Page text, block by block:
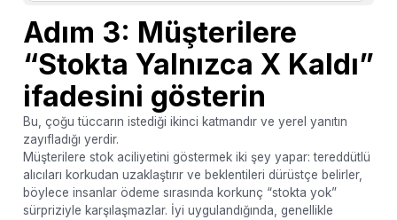
Adım 3: Müşterilere
“Stokta Yalnızca X Kaldı”
ifadesini gösterin
Bu, çoğu tüccarın istediği ikinci katmandır ve yerel yanıtın
zayıfladığı yerdir.
Müşterilere stok aciliyetini göstermek iki şey yapar: tereddütlü
alıcıları korkudan uzaklaştırır ve beklentileri dürüstçe belirler,
böylece insanlar ödeme sırasında korkunç “stokta yok”
sürpriziyle karşılaşmazlar. İyi uygulandığında, genellikle